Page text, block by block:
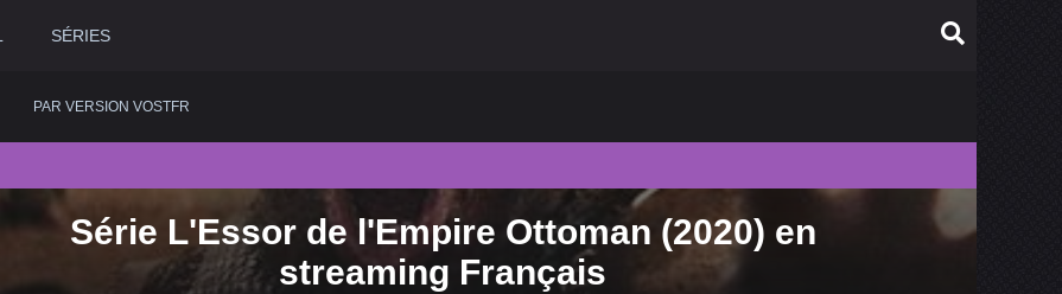
SÉRIES
Historique
Horreur
Romance
Science fiction
2020 2015
2014
2010
2009
PAR VERSION VOSTFR
Série L'Essor de l'Empire Ottoman (2020) en
streaming Français